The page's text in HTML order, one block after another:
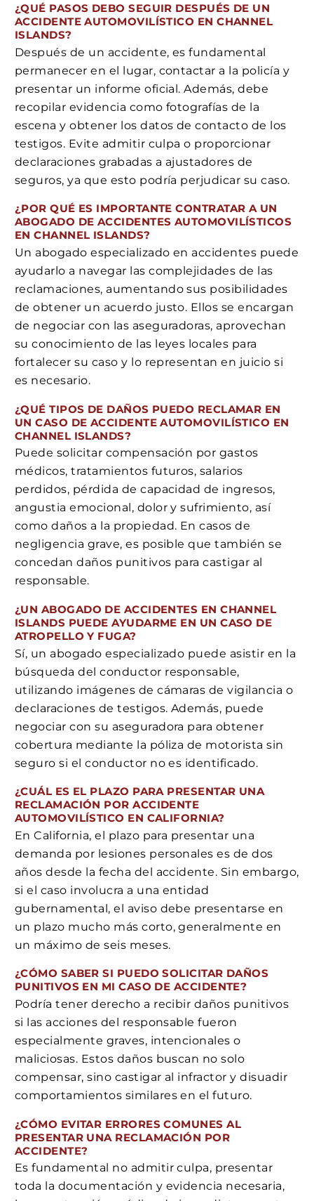
¿QUÉ PASOS DEBO SEGUIR DESPUÉS DE UN
ACCIDENTE AUTOMOVILÍSTICO EN CHANNEL
ISLANDS?
Después de un accidente, es fundamental
permanecer en el lugar, contactar a la policía y
presentar un informe oficial. Además, debe
recopilar evidencia como fotografías de la
escena y obtener los datos de contacto de los
testigos. Evite admitir culpa o proporcionar
declaraciones grabadas a ajustadores de
seguros, ya que esto podría perjudicar su caso.
¿POR QUÉ ES IMPORTANTE CONTRATAR A UN
ABOGADO DE ACCIDENTES AUTOMOVILÍSTICOS
EN CHANNEL ISLANDS?
Un abogado especializado en accidentes puede
ayudarlo a navegar las complejidades de las
reclamaciones, aumentando sus posibilidades
de obtener un acuerdo justo. Ellos se encargan
de negociar con las aseguradoras, aprovechan
su conocimiento de las leyes locales para
fortalecer su caso y lo representan en juicio si
es necesario.
¿QUÉ TIPOS DE DAÑOS PUEDO RECLAMAR EN
UN CASO DE ACCIDENTE AUTOMOVILÍSTICO EN
CHANNEL ISLANDS?
Puede solicitar compensación por gastos
médicos, tratamientos futuros, salarios
perdidos, pérdida de capacidad de ingresos,
angustia emocional, dolor y sufrimiento, así
como daños a la propiedad. En casos de
negligencia grave, es posible que también se
concedan daños punitivos para castigar al
responsable.
¿UN ABOGADO DE ACCIDENTES EN CHANNEL
ISLANDS PUEDE AYUDARME EN UN CASO DE
ATROPELLO Y FUGA?
Sí, un abogado especializado puede asistir en la
búsqueda del conductor responsable,
utilizando imágenes de cámaras de vigilancia o
declaraciones de testigos. Además, puede
negociar con su aseguradora para obtener
cobertura mediante la póliza de motorista sin
seguro si el conductor no es identificado.
¿CUÁL ES EL PLAZO PARA PRESENTAR UNA
RECLAMACIÓN POR ACCIDENTE
AUTOMOVILÍSTICO EN CALIFORNIA?
En California, el plazo para presentar una
demanda por lesiones personales es de dos
años desde la fecha del accidente. Sin embargo,
si el caso involucra a una entidad
gubernamental, el aviso debe presentarse en
un plazo mucho más corto, generalmente en
un máximo de seis meses.
¿CÓMO SABER SI PUEDO SOLICITAR DAÑOS
PUNITIVOS EN MI CASO DE ACCIDENTE?
Podría tener derecho a recibir daños punitivos
si las acciones del responsable fueron
especialmente graves, intencionales o
maliciosas. Estos daños buscan no solo
compensar, sino castigar al infractor y disuadir
comportamientos similares en el futuro.
¿CÓMO EVITAR ERRORES COMUNES AL
PRESENTAR UNA RECLAMACIÓN POR
ACCIDENTE?
Es fundamental no admitir culpa, presentar
toda la documentación y evidencia necesaria,